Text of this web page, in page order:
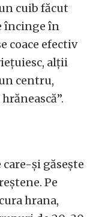
cuib făcut
încinge în
coace efectiv
alții
centru,
și găsește
Pe
hrana,